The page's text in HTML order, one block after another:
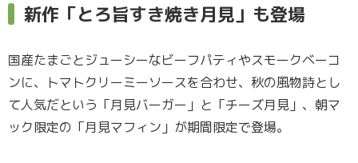
新作「とろ旨すき焼き月見」も登場
国産たまごとジューシーなビーフパティやスモークベーコ
ンに、トマトクリーミーソースを合わせ、秋の風物詩とし
て人気だという「月見バーガー」と「チーズ月見」、朝マ
ック限定の「月見マフィン」が期間限定で登場。